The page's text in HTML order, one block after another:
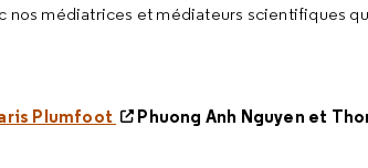
nos médiatrices et médiateurs scientifiques
Plumfoot
Phuong Anh Nguyen et